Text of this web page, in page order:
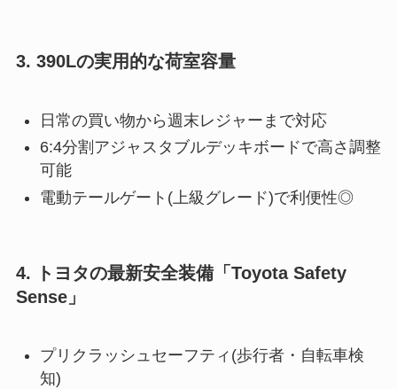
3. 390Lの実用的な荷室容量
日常の買い物から週末レジャーまで対応
6:4分割アジャスタブルデッキボードで高さ調整
可能
電動テールゲート(上級グレード)で利便性◎
4. トヨタの最新安全装備「Toyota Safety
Sense」
プリクラッシュセーフティ(歩行者・自転車検
知)